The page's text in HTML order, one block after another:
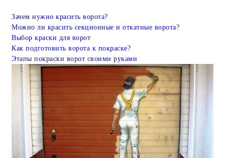
Зачем нужно красить ворота?
Можно ли красить секционные и откатные ворота?
Выбор краски для ворот
Как подготовить ворота к покраске?
Этапы покраски ворот своими руками